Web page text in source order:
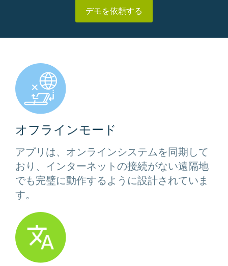
デモを依頼する
オフラインモード
アプリは、オンラインシステムを同期して
おり、インターネットの接続がない遠隔地
でも完璧に動作するように設計されていま
す。